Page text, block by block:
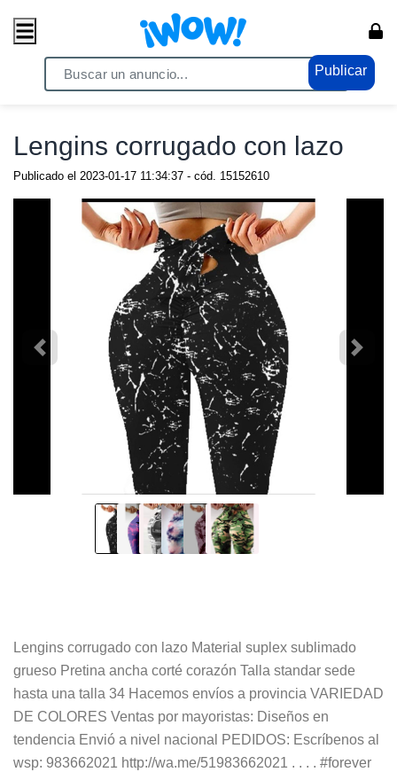
Publicar
/ Moda / Ropa y Calzado
Lengins corrugado con lazo
Publicado el 2023-01-17 11:34:37 - cód. 15152610
Lengins corrugado con lazo Material suplex sublimado
grueso Pretina ancha corté corazón Talla standar sede
hasta una talla 34 Hacemos envíos a provincia VARIEDAD
DE COLORES Ventas por mayoristas: Diseños en
tendencia Envió a nivel nacional PEDIDOS: Escríbenos al
wsp: 983662021 http://wa.me/51983662021 . . . . #forever